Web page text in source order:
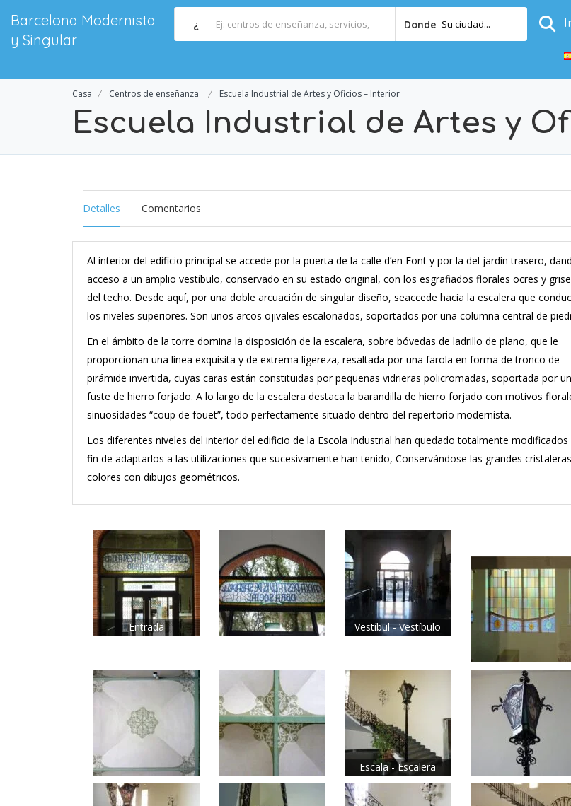
Barcelona Modernista
y Singular
¿ Donde Su ciudad...
Casa Centros de enseñanza Escuela Industrial de Artes y Oficios – Interior
Escuela Industrial de Artes y
Detalles Comentarios
Al interior del edificio principal se accede por la puerta de la calle d’en Font y por la del jardín trasero,
acceso a un amplio vestíbulo, conservado en su estado original, con los esgrafiados florales ocres y
del techo. Desde aquí, por una doble arcuación de singular diseño, seaccede hacia la escalera que
los niveles superiores. Son unos arcos ojivales escalonados, soportados por una columna central de
En el ámbito de la torre domina la disposición de la escalera, sobre bóvedas de ladrillo de plano, que le
proporcionan una línea exquisita y de extrema ligereza, resaltada por una farola en forma de tronco de
pirámide invertida, cuyas caras están constituidas por pequeñas vidrieras policromadas, soportada por un
fuste de hierro forjado. A lo largo de la escalera destaca la barandilla de hierro forjado con motivos
sinuosidades “coup de fouet”, todo perfectamente situado dentro del repertorio modernista.
Los diferentes niveles del interior del edificio de la Escola Industrial han quedado totalmente modificados
fin de adaptarlos a las utilizaciones que sucesivamente han tenido, Conservándose las grandes
colores con dibujos geométricos.
Entrada Vestíbul - Vestíbulo
Escala - Escalera